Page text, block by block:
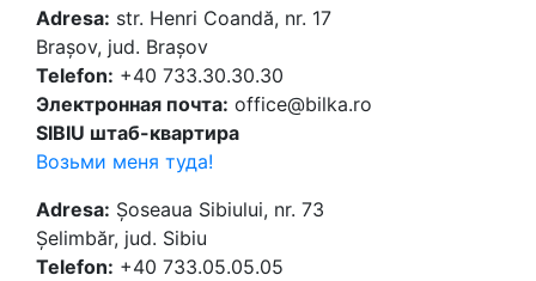
Adresa: str. Henri Coandă, nr. 17
Brașov, jud. Brașov
Telefon: +40 733.30.30.30
Электронная почта: office@bilka.ro
SIBIU штаб-квартира
Возьми меня туда!
Adresa: Șoseaua Sibiului, nr. 73
Șelimbăr, jud. Sibiu
Telefon: +40 733.05.05.05